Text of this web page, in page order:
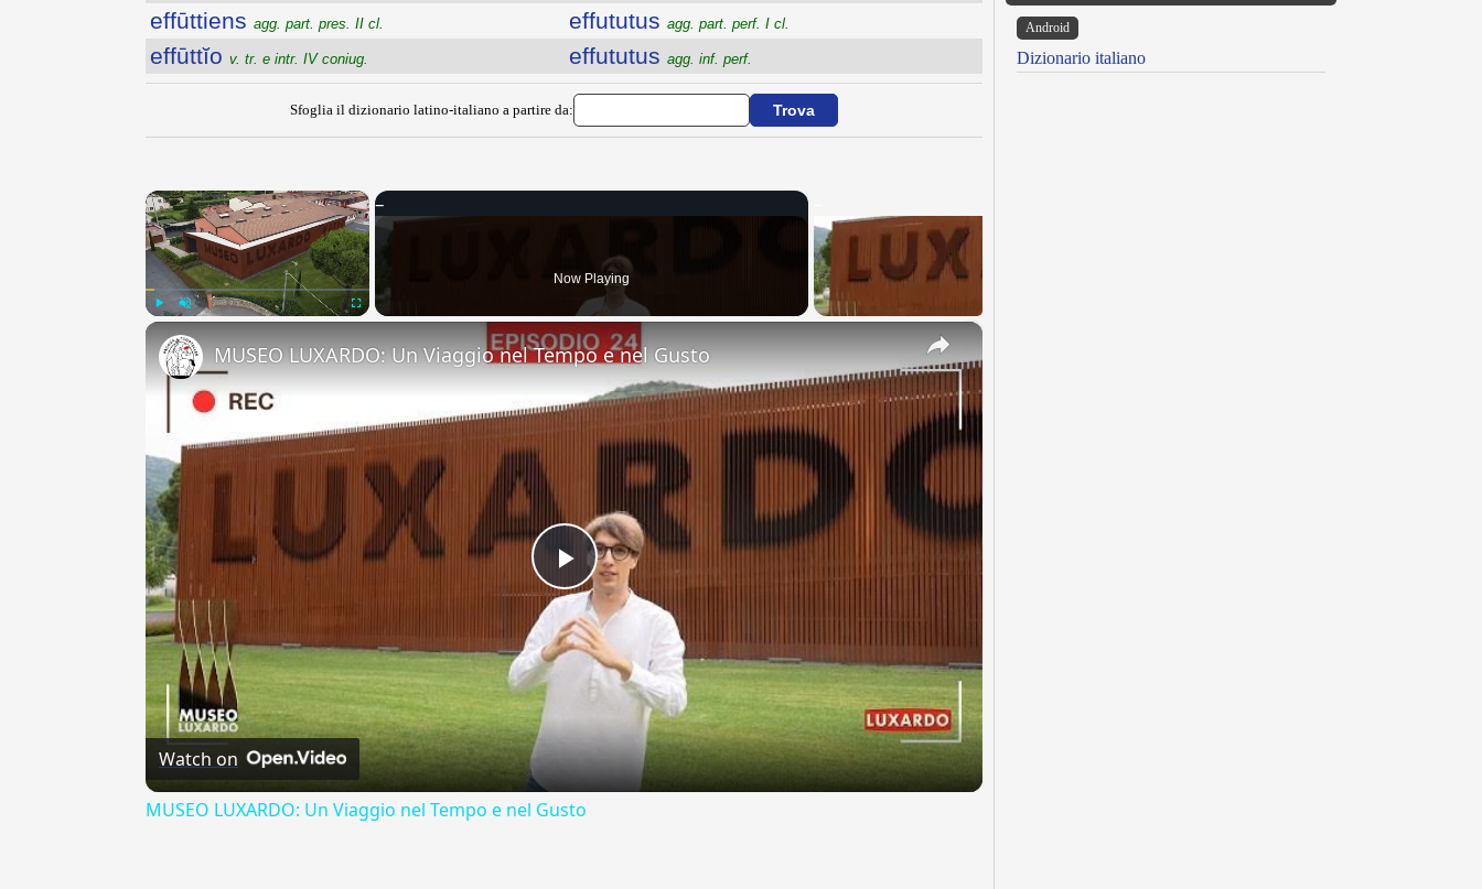
effūttiens agg. part. pres. II cl.
effūttĭo v. tr. e intr. IV coniug.
effututus agg. part. perf. I cl.
effututus agg. inf. perf.
Sfoglia il dizionario latino-italiano a partire da:
×
Now Playing
×
Play
Video
MUSEO LUXARDO: Un Viaggio nel Tempo e nel Gusto
Watch on
MUSEO LUXARDO: Un Viaggio nel Tempo e nel Gusto
Android
Dizionario italiano